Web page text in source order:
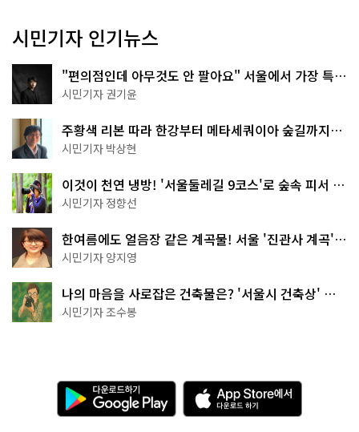
시민기자 인기뉴스
"편의점인데 아무것도 안 팔아요" 서울에서 가장 특별
한 편의점의 정체
시민기자 권기윤
주황색 리본 따라 한강부터 메타세쿼이아 숲길까지…
서울둘레길 15코스
시민기자 박상현
이것이 천연 냉방! '서울둘레길 9코스'로 숲속 피서 떠
나볼까
시민기자 정향선
한여름에도 얼음장 같은 계곡물! 서울 '진관사 계곡'이
천국이네~
시민기자 양지영
나의 마음을 사로잡은 건축물은? '서울시 건축상' 수
상작 공개!
시민기자 조수봉
다
운
로
A
p
p